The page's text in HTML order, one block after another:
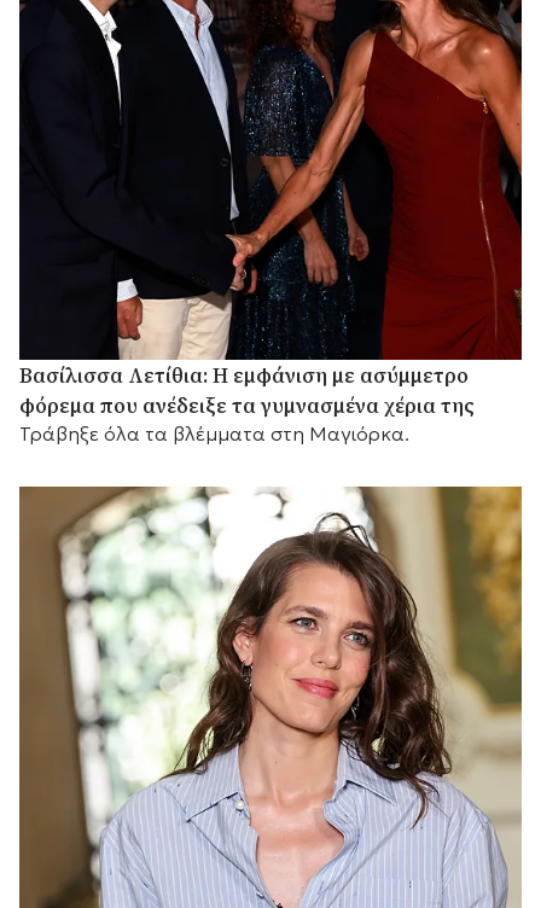
Βασίλισσα Λετίθια: Η εμφάνιση με ασύμμετρο
φόρεμα που ανέδειξε τα γυμνασμένα χέρια της
Τράβηξε όλα τα βλέμματα στη Μαγιόρκα.